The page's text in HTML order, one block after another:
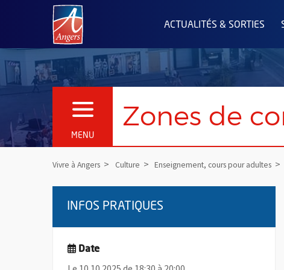
Angers.fr : Retour à l'accueil
ACTUALITÉS & SORTIES
MENU
OUVRIR LE MENU Zones de
Vivre à Angers Culture Enseignement, cours pour adultes
INFOS PRATIQUES
Date